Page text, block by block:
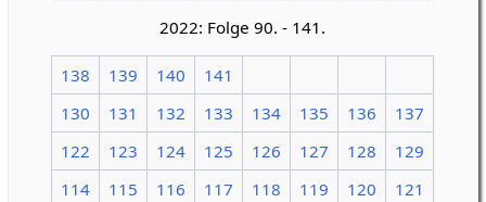
2022: Folge 90. - 141.
138 139 140
141
130
131 132 133 134 135 136
137
122
123 124 125 126 127 128
129
114
115 116 117 118 119 120
121